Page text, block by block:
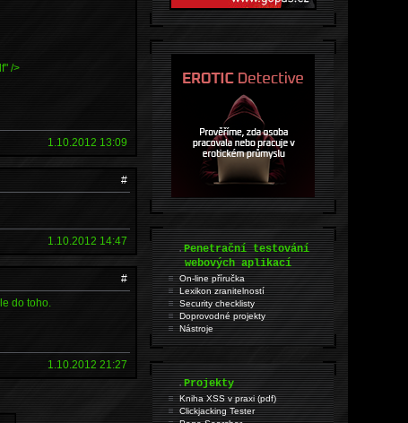
/>
1.10.2012 13:09
#
1.10.2012 14:47
#
do toho.
1.10.2012 21:27
.Penetrační testování
webových aplikací
On-line příručka
Lexikon zranitelností
Security checklisty
Doprovodné projekty
Nástroje
.Projekty
Kniha XSS v praxi (pdf)
Clickjacking Tester